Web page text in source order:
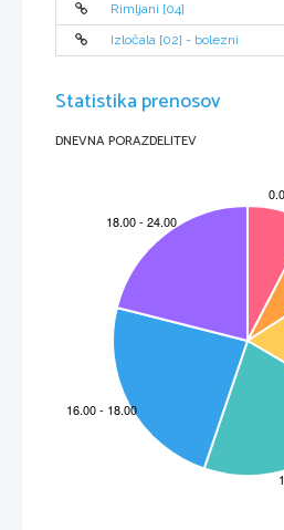
Rimljani [04]
Izločala [02] - bolezni
Statistika prenosov
DNEVNA PORAZDELITEV